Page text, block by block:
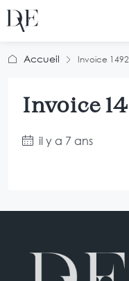
Accueil Invoice
Invoice
il y a 7 ans